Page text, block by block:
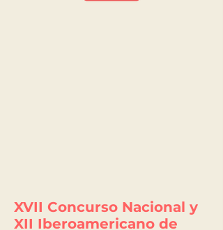
XVII Concurso Nacional y
XII Iberoamericano de